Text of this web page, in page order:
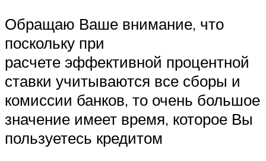
Обращаю Ваше внимание, что
поскольку при
расчете эффективной процентной
ставки учитываются все сборы и
комиссии банков, то очень большое
значение имеет время, которое Вы
пользуетесь кредитом